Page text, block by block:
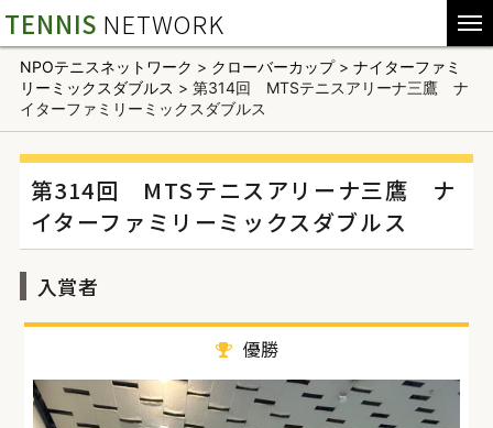
TENNIS NETWORK
NPOテニスネットワーク > クローバーカップ> ナイターファミ
リーミックスダブルス > 第314回 MTSテニスアリーナ三鷹 ナ
イターファミリーミックスダブルス
第314回 MTSテニスアリーナ三鷹 ナ
イターファミリーミックスダブルス
入賞者
優勝